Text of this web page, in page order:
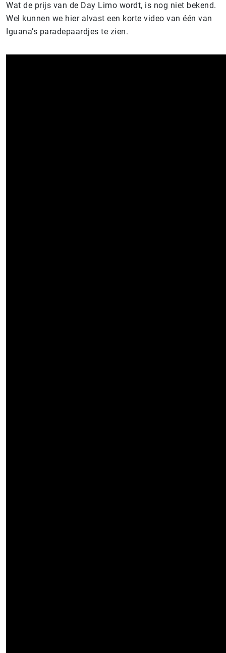
Wat de prijs van de Day Limo wordt, is nog niet bekend.
Wel kunnen we hier alvast een korte video van één van
Iguana’s paradepaardjes te zien.